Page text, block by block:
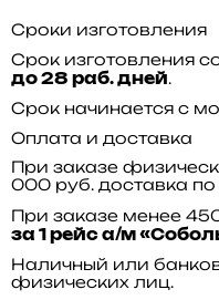
Сроки изготовления
Срок изготовления
до 28 раб. дней.
Срок начинается с
Оплата и доставка
При заказе
000 руб. доставка
При заказе менее
за 1 рейс а/м
Наличный или
физических лиц.